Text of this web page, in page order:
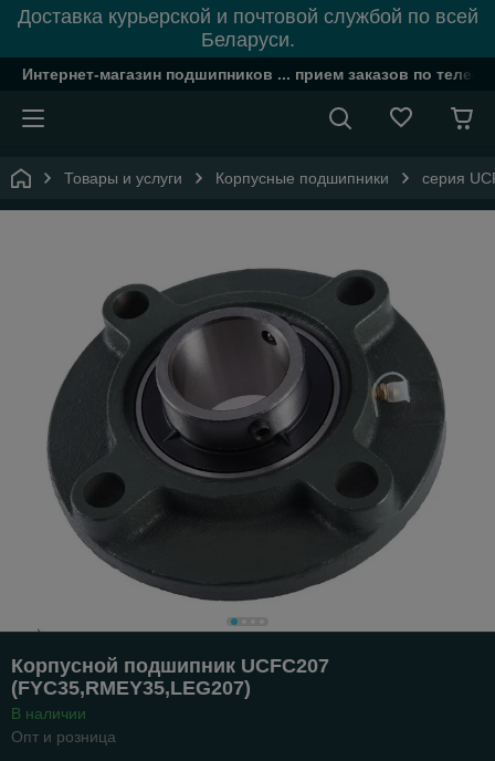
Доставка курьерской и почтовой службой по всей
Беларуси.
Интернет-магазин подшипников ... прием заказов по
Товары и услуги Корпусные подшипники серия
Корпусной подшипник UCFC207
(FYC35,RMEY35,LEG207)
В наличии
Опт и розница